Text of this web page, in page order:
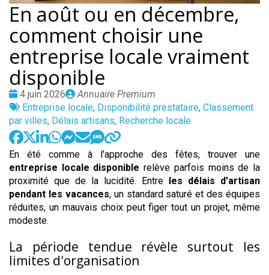
En août ou en décembre,
comment choisir une
entreprise locale vraiment
disponible
Date
:
4 juin 2026
Publié
par
Annuaire Premium
Tags
:
Entreprise locale, Disponibilité prestataire, Classement
par villes, Délais artisans, Recherche locale
En été comme à l'approche des fêtes, trouver une
entreprise locale disponible relève parfois moins de la
proximité que de la lucidité. Entre les délais d'artisan
pendant les vacances, un standard saturé et des équipes
réduites, un mauvais choix peut figer tout un projet, même
modeste.
La période tendue révèle surtout les
limites d'organisation